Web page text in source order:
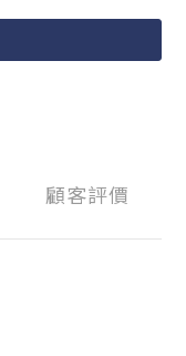
顧客評價